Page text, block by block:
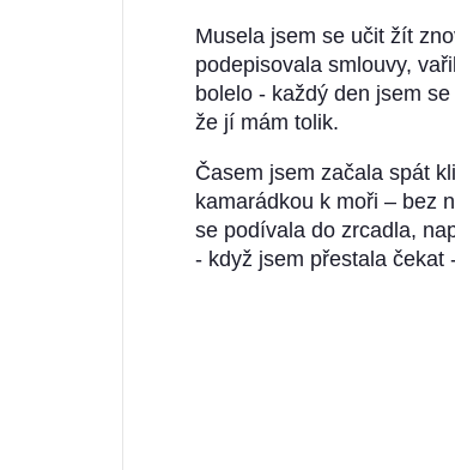
Musela jsem se učit žít
podepisovala smlouvy,
bolelo - každý den jsem
že jí mám tolik.
Časem jsem začala spát
kamarádkou k moři – bez
se podívala do zrcadla,
- když jsem přestala čekat